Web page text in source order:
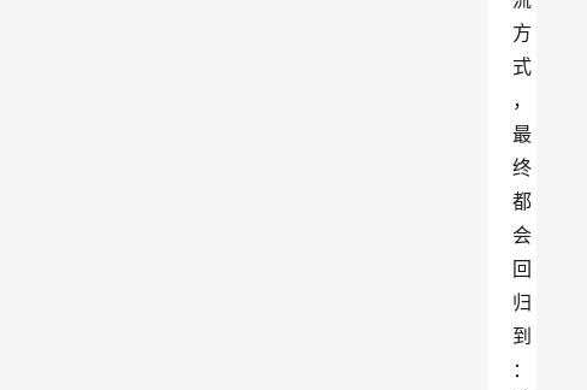
方
式
，
最
终
都
会
回
归
到
：